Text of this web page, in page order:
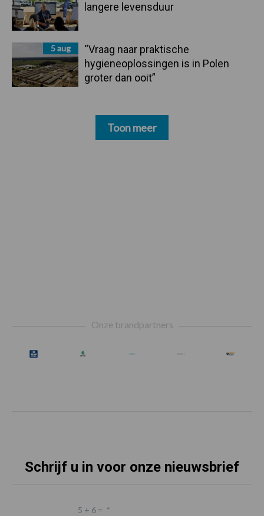
langere levensduur
5 aug
“Vraag naar praktische
hygieneoplossingen is in Polen
groter dan ooit”
Toon meer
Onze brandpartners
Schrijf u in voor onze nieuwsbrief
5 + 6 = *